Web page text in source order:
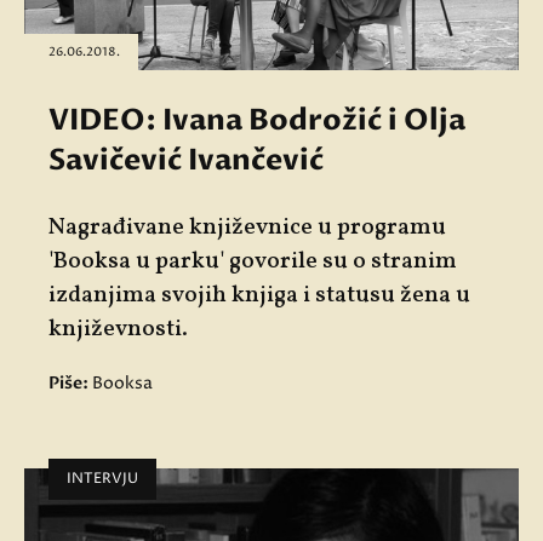
26.06.2018.
VIDEO: Ivana Bodrožić i Olja
Savičević Ivančević
Nagrađivane književnice u programu
'Booksa u parku' govorile su o stranim
izdanjima svojih knjiga i statusu žena u
književnosti.
Piše: Booksa
INTERVJU